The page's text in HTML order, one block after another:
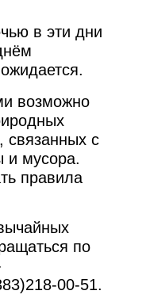
в эти дни
возможно
с
и мусора.
правила
по
00-51.